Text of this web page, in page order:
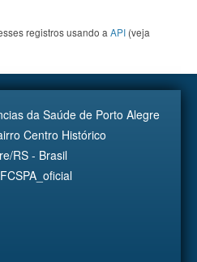
registros usando a API (veja
da Saúde de Porto Alegre
Centro Histórico
RS - Brasil